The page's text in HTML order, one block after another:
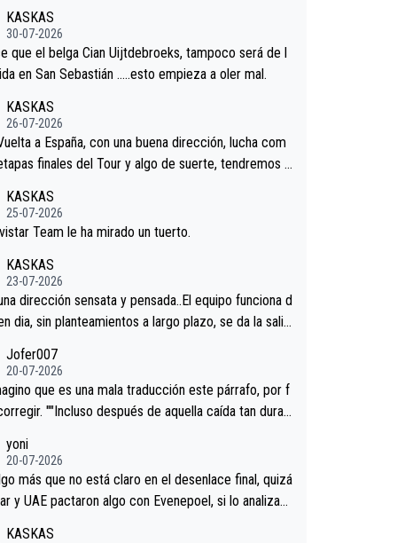
única buena noticia es la mejoría de Enric
San Sebastian.Si en la Vuelta a Burgos sigue la mej
tener alguna sorpresa en la Vuelta.Ojalá.
KASKAS
30-07-2026
que el belga Cian Uijtdebroeks, tampoco será de l
en San Sebastián …..esto empieza a oler mal.
KASKAS
26-07-2026
a España, con una buena dirección, lucha com
finales del Tour y algo de suerte, tendremos u
KASKAS
25-07-2026
Team le ha mirado un tuerto.
KASKAS
23-07-2026
dirección sensata y pensada..El equipo funciona d
dia, sin planteamientos a largo plazo, se da la salid
Minguez, Velez etc etc.Me da pena vivir estos
tan tristes sin victorias.
Jofer007
20-07-2026
que es una mala traducción este párrafo, por f
""Incluso después de aquella caída tan dura,
permaneció pegado a su rueda. Parecía increí
en la que era capaz de controlar el miedo", re
yoni
20-07-2026
más que no está claro en el desenlace final, quizá
y UAE pactaron algo con Evenepoel, si lo analizam
KASKAS